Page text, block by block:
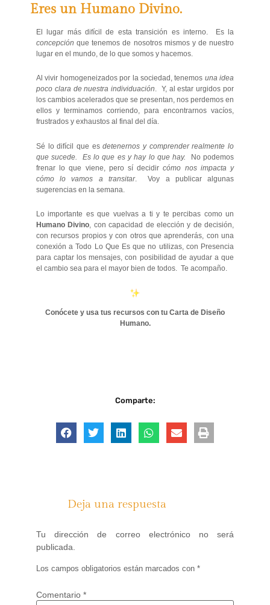
Eres un Humano Divino.
El lugar más difícil de esta transición es interno. Es la
concepción que tenemos de nosotros mismos y de nuestro
lugar en el mundo, de lo que somos y hacemos.
Al vivir homogeneizados por la sociedad, tenemos una idea
poco clara de nuestra individuación. Y, al estar urgidos por
los cambios acelerados que se presentan, nos perdemos en
ellos y terminamos corriendo, para encontrarnos vacíos,
frustrados y exhaustos al final del día.
Sé lo difícil que esdetenernos y comprender realmente lo
que sucede. Es lo que es y hay lo que hay. No podemos
frenar lo que viene, pero sí decidircómo nos impacta y
cómo lo vamos a transitar. Voy a publicar algunas
sugerencias en la semana.
Lo importante es que vuelvas a ti y te percibas como un
Humano Divino, con capacidad de elección y de decisión,
con recursos propios y con otros que aprenderás, con una
conexión a Todo Lo Que Es que no utilizas, con Presencia
para captar los mensajes, con posibilidad de ayudar a que
el cambio sea para el mayor bien de todos. Te acompaño.
Conócete y usa tus recursos con tu Carta de Diseño
Humano.
Comparte:
Deja una respuesta
Tu dirección de correo electrónico no será
publicada.
Los campos obligatorios están marcados con *
Comentario *